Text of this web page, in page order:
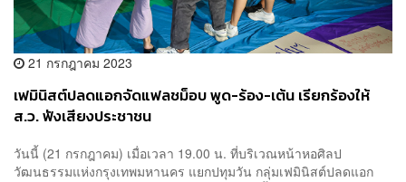
21 กรกฎาคม 2023
เฟมินิสต์ปลดแอกจัดแฟลชม็อบ พูด-ร้อง-เต้น เรียกร้องให้
ส.ว. ฟังเสียงประชาชน
วันนี้ (21 กรกฎาคม) เมื่อเวลา 19.00 น. ที่บริเวณหน้าหอศิลป
วัฒนธรรมแห่งกรุงเทพมหานคร แยกปทุมวัน กลุ่มเฟมินิสต์ปลดแอก